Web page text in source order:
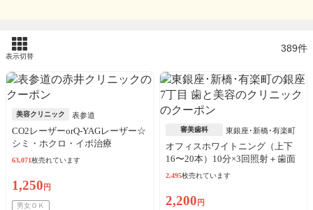
表示切替
389件
美容クリニック 表参道
CO2レーザーorQ-YAGレーザー☆
シミ・ホクロ・イボ治療
63,071枚売れています
1,250 円
男女ＯＫ
審美歯科 東銀座･新橋･有楽町
オフィスホワイトニング（上下
16〜20本）10分×3回照射＋歯面
清掃 ※初診料込
2,495枚売れています
2,200 円